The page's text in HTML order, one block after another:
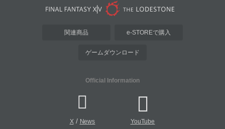
関連商品 e-STOREで購入
ゲームダウンロード
Official Information
X/ News YouTube